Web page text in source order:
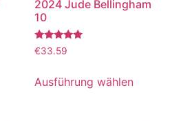
2024 Jude Bellingham
10
Bewertet
mit
von 5
€33.59
Ausführung wählen